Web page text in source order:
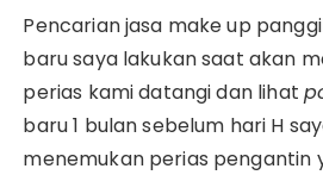
Pencarian jasa make up
baru saya lakukan saat akan
perias kami datangi dan lihat
baru 1 bulan sebelum hari H
menemukan perias pengantin